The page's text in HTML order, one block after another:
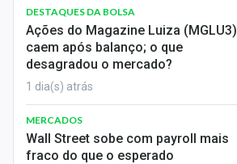
DESTAQUES DA BOLSA
Ações do Magazine Luiza (MGLU3)
caem após balanço; o que
desagradou o mercado?
1 dia(s) atrás
MERCADOS
Wall Street sobe com payroll mais
fraco do que o esperado